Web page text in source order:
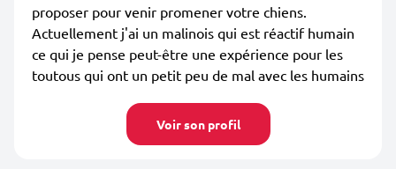
proposer pour venir promener votre chiens.
Actuellement j'ai un malinois qui est réactif humain
ce qui je pense peut-être une expérience pour les
toutous qui ont un petit peu de mal avec les humains
Voir son profil